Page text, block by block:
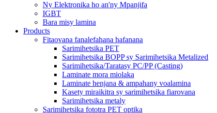
Ny Elektronika ho an'ny Mpanjifa
IGBT
Bara misy lamina
Products
Fitaovana fanalefahana hafanana
Sarimihetsika PET
Sarimihetsika BOPP sy Sarimihetsika Metalized
Sarimihetsika/Taratasy PC/PP (Casting)
Laminate mora miolaka
Laminate henjana & ampahany voalamina
Kasety miraikitra sy sarimihetsika fiarovana
Sarimihetsika metaly
Sarimihetsika fototra PET optika